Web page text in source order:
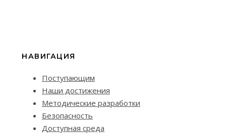
НАВИГАЦИЯ
Поступающим
Наши достижения
Методические разработки
Безопасность
Доступная среда